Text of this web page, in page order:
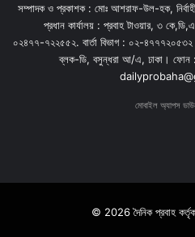
সম্পাদক ও প্রকাশক : মোঃ আশরাফ-উল-হক,
প্রধান কার্যালয় : প্রবাহ টাওয়ার, ৩
০২৪৭৭-৭২২৫৫২. বার্তা বিভাগ : ০২-
ব্লক-ডি, বসুন্ধরা আ/এ, ঢাকা।
মোবাইল অ্যাপস
© 2026 দৈনিক প্রবাহ কর্তৃক